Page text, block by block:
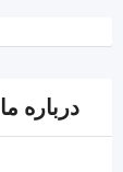
درباره ما